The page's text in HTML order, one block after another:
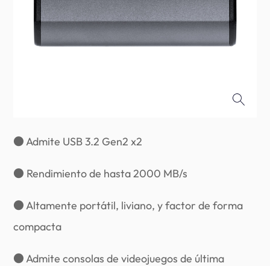
● Admite USB 3.2 Gen2 x2
● Rendimiento de hasta 2000 MB/s
● Altamente portátil, liviano, y factor de forma
compacta
● Admite consolas de videojuegos de última